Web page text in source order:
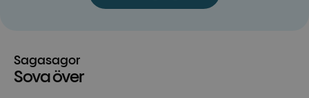
Sagasagor
Sova över